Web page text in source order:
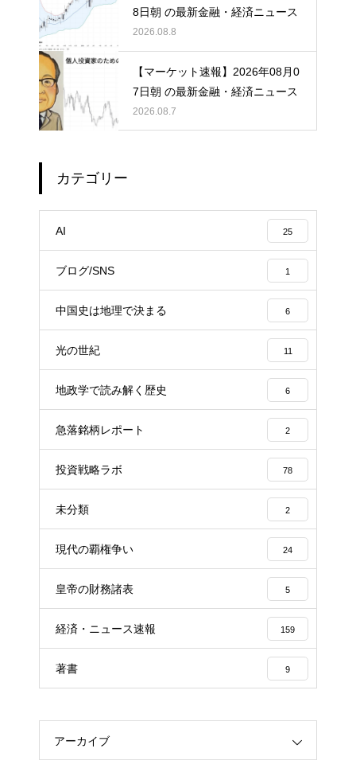
8日朝 の最新金融・経済ニュース
2026.08.8
【マーケット速報】2026年08月0
7日朝 の最新金融・経済ニュース
2026.08.7
カテゴリー
AI 25
ブログ/SNS 1
中国史は地理で決まる 6
光の世紀 11
地政学で読み解く歴史 6
急落銘柄レポート 2
投資戦略ラボ 78
未分類 2
現代の覇権争い 24
皇帝の財務諸表 5
経済・ニュース速報 159
著書 9
アーカイブ